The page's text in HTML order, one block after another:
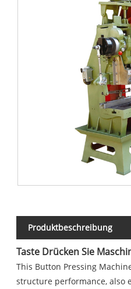
Produktbeschreibung
Taste Drücken Sie
This Button Pressing
structure performance, also